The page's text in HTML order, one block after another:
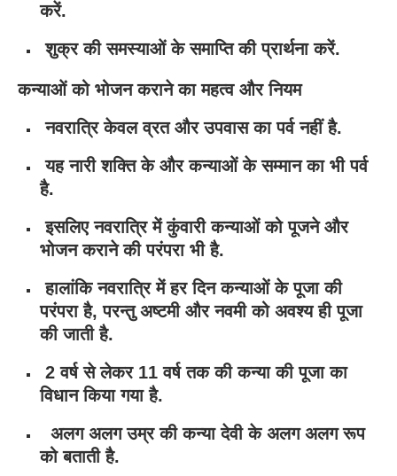
करें.
शुक्र की समस्याओं के समाप्ति की प्रार्थना करें.
कन्याओं को भोजन कराने का महत्व और नियम
नवरात्रि केवल व्रत और उपवास का पर्व नहीं है.
यह नारी शक्ति के और कन्याओं के सम्मान का भी पर्व
है.
इसलिए नवरात्रि में कुंवारी कन्याओं को पूजने और
भोजन कराने की परंपरा भी है.
हालांकि नवरात्रि में हर दिन कन्याओं के पूजा की
परंपरा है, परन्तु अष्टमी और नवमी को अवश्य ही पूजा
की जाती है.
2 वर्ष से लेकर 11 वर्ष तक की कन्या की पूजा का
विधान किया गया है.
अलग अलग उम्र की कन्या देवी के अलग अलग रूप
को बताती है.